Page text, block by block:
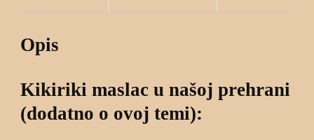
Opis
Kikiriki maslac u našoj prehrani
(dodatno o ovoj temi):